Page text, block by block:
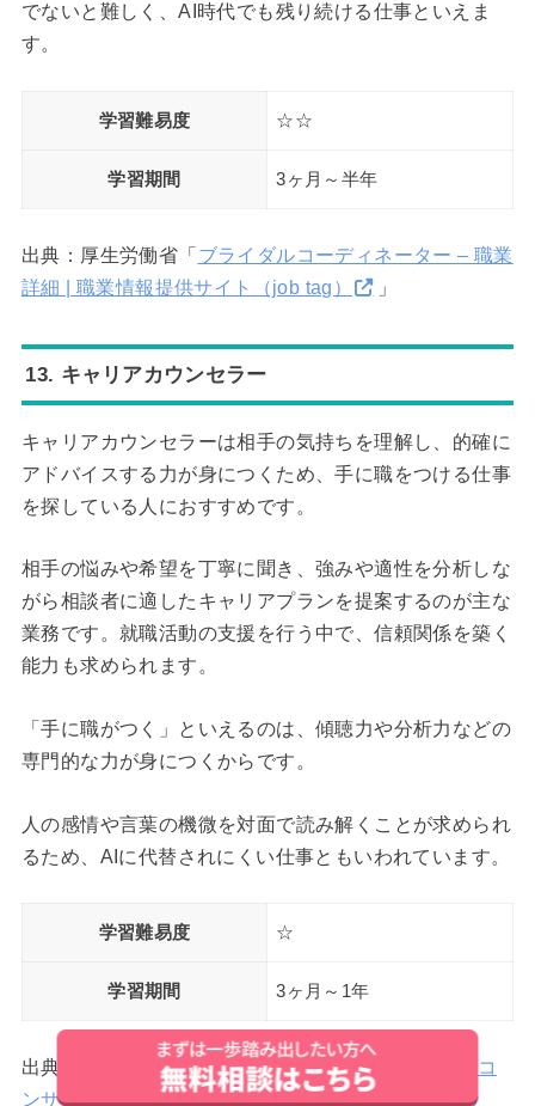
でないと難しく、AI時代でも残り続ける仕事といえま
す。
学習難易度 ☆☆
学習期間 3ヶ月～半年
出典：厚生労働省「 ブライダルコーディネーター – 職業
詳細 | 職業情報提供サイト（job tag）
」
13. キャリアカウンセラー
キャリアカウンセラーは相手の気持ちを理解し、的確に
アドバイスする力が身につくため、手に職をつける仕事
を探している人におすすめです。
相手の悩みや希望を丁寧に聞き、強みや適性を分析しな
がら相談者に適したキャリアプランを提案するのが主な
業務です。就職活動の支援を行う中で、信頼関係を築く
能力も求められます。
「手に職がつく」といえるのは、傾聴力や分析力などの
専門的な力が身につくからです。
人の感情や言葉の機微を対面で読み解くことが求められ
るため、AIに代替されにくい仕事ともいわれています。
学習難易度 ☆
学習期間 3ヶ月～1年
出典：厚生労働省「キャリアカウンセラー/キャリアコ
ンサルタント – 職業詳細 | 職業情報提供サイト（job